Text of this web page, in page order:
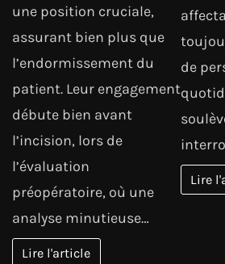
une position cruciale,
assurant bien plus que
l’endormissement du
patient. Leur engagement
débute bien avant
l’incision, lors de
l’évaluation
préopératoire, où une
analyse minutieuse…
Lire l'article
de
Lire